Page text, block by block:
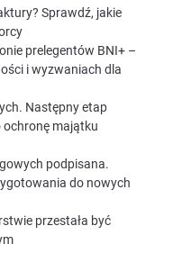
Sprawdź, jakie
prelegentów BNI+ –
i wyzwaniach dla
Następny etap
majątku
podpisana.
do nowych
przestała być